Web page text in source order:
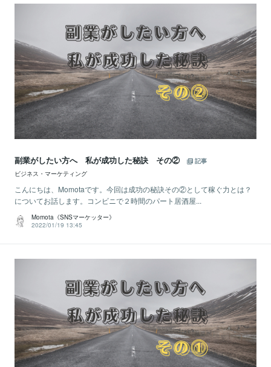
副業がしたい方へ 私が成功した秘訣 その②
記事
ビジネス・マーケティング
こんにちは、Momotaです。今回は成功の秘訣その②として稼ぐ力とは？
についてお話します。コンビニで２時間のパート居酒屋...
Momota《SNSマーケッター》
2022/01/19 13:45